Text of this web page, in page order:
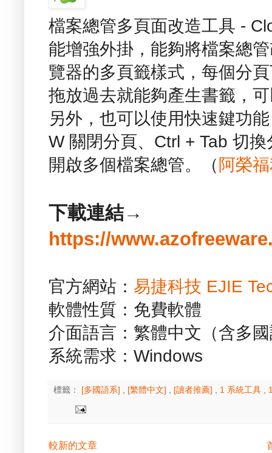
檔案總管多頁面改造工具 -
能增強外掛，能夠將檔案總
覽器的多頁籤樣式，每個分
拖放過去就能夠產生書籤，
另外，也可以使用快速鍵功
W 關閉分頁、Ctrl + Tab 切
開啟多個檔案總管。（ 阿榮
下載連結→
https://
官方網站： 易捷科技 EJIE
軟體性質：免費軟體
介面語言：繁體中文（含多
系統需求：Windows
標籤： [多國語系] [繁體中文] [讀者推薦] 1 系統工具
較新的文章